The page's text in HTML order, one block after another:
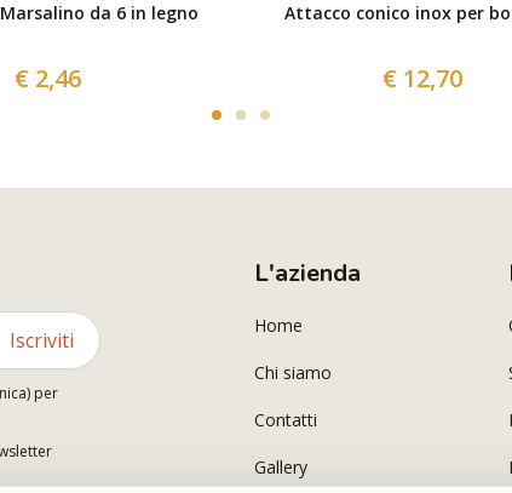
da 6 in legno
€ 2,46
Attacco conico inox per
€ 12,70
Iscriviti
per
L'azienda
Home
Chi siamo
Contatti
Gallery